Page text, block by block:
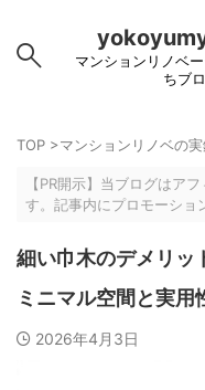
マンションリノベ
ちブ
TOP >マンションリノベの
【PR開示】当ブログはア
す。記事内にプロモーショ
細い巾木のデメリッ
ミニマル空間と実用
2026年4月3日